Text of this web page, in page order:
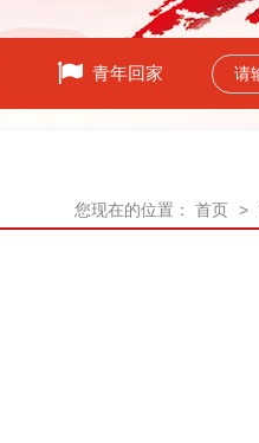
青年回家
您现在的位置： 首页 >